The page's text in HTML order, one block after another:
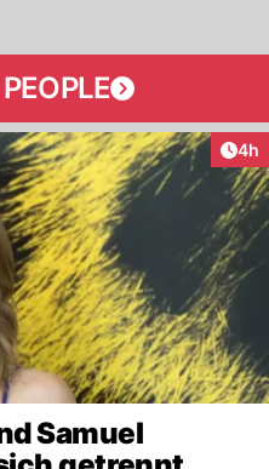
4h
Samuel